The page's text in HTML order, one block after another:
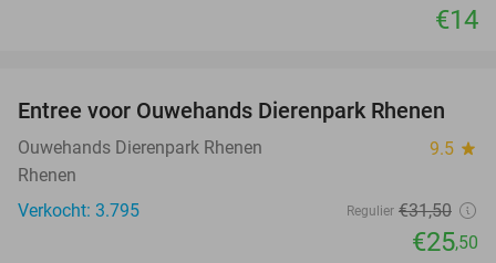
€14
19%
Entree voor Ouwehands Dierenpark Rhenen
Ouwehands Dierenpark Rhenen 9.5 star
Rhenen
Verkocht: 3.795
Regulier €31,50
€25,50